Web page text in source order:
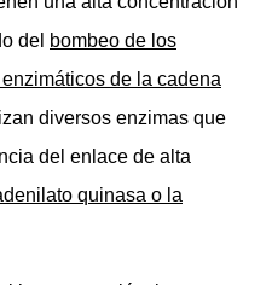
del bombeo de los
de la cadena
diversos enzimas que
del enlace de alta
quinasa o la